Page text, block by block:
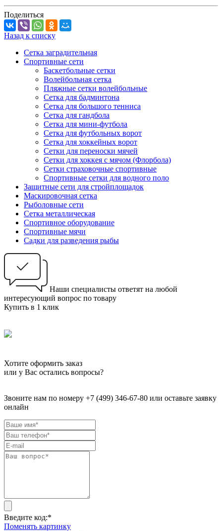
Поделиться
Назад к списку
Сетка заградительная
Спортивные сети
Баскетбольные сетки
Волейбольная сетка
Пляжные сетки волейбольные
Сетка для бадминтона
Сетка для большого тенниса
Сетка для гандбола
Сетка для мини-футбола
Сетка для футбольных ворот
Сетка для хоккейных ворот
Сетки для переноски мячей
Сетки для хоккея с мячом (Флорбола)
Сетки страховочные спортивные
Спортивные сетки для водного поло
Защитные сети для стройплощадок
Маскировочная сетка
Рыболовные сети
Сетка металлическая
Спортивное оборудование
Спортивные мячи
Садки для разведения рыбы
Наши специалисты ответят на любой
интересующий вопрос по товару
Купить в 1 клик
Хотите оформить заказ
или у Вас остались вопросы?
Звоните нам по номеру +7 (499) 346-67-80 или оставьте заявку
онлайн
Введите код:*
Поменять картинку